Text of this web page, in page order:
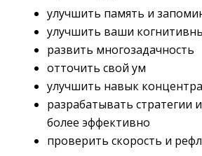
улучшить память и
улучшить ваши
развить многозадачность
отточить свой ум
улучшить навык
разрабатывать стратегии
более эффективно
проверить скорость и